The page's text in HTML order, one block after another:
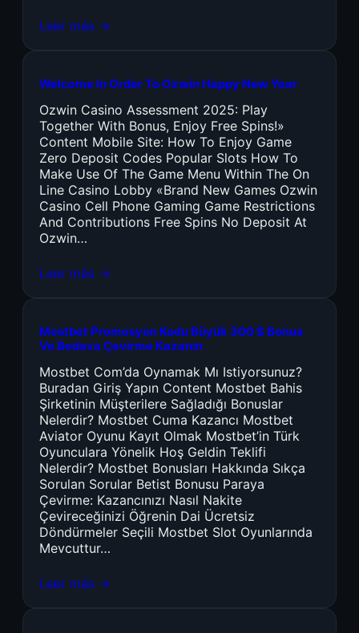
Leer más →
Welcome In Order To Ozwin Happy New Year
Ozwin Casino Assessment 2025: Play
Together With Bonus, Enjoy Free Spins!»
Content Mobile Site: How To Enjoy Game
Zero Deposit Codes Popular Slots How To
Make Use Of The Game Menu Within The On
Line Casino Lobby «Brand New Games Ozwin
Casino Cell Phone Gaming Game Restrictions
And Contributions Free Spins No Deposit At
Ozwin…
Leer más →
Mostbet Promosyon Kodu Büyük 300 $ Bonus
Ve Bedava Çevirme Kazanın
Mostbet Com’da Oynamak Mı Istiyorsunuz?
Buradan Giriş Yapın Content Mostbet Bahis
Şirketinin Müşterilere Sağladığı Bonuslar
Nelerdir? Mostbet Cuma Kazancı Mostbet
Aviator Oyunu Kayıt Olmak Mostbet’in Türk
Oyunculara Yönelik Hoş Geldin Teklifi
Nelerdir? Mostbet Bonusları Hakkında Sıkça
Sorulan Sorular Betist Bonusu Paraya
Çevirme: Kazancınızı Nasıl Nakite
Çevireceğinizi Öğrenin Dai Ücretsiz
Döndürmeler Seçili Mostbet Slot Oyunlarında
Mevcuttur…
Leer más →